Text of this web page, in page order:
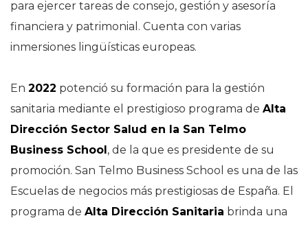
para ejercer tareas de consejo, gestión y asesoría
financiera y patrimonial. Cuenta con varias
inmersiones lingüísticas europeas.
En 2022 potenció su formación para la gestión
sanitaria mediante el prestigioso programa de Alta
Dirección Sector Salud en la San Telmo
Business School, de la que es presidente de su
promoción. San Telmo Business School es una de las
Escuelas de negocios más prestigiosas de España. El
programa de Alta Dirección Sanitaria brinda una